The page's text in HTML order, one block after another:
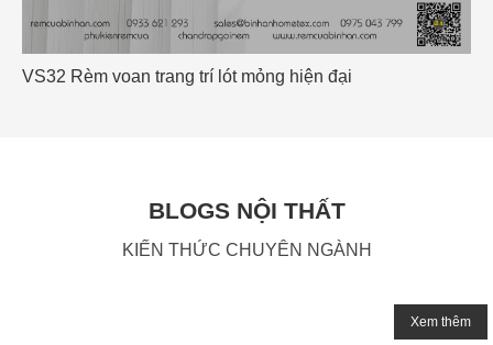
VS32 Rèm voan trang trí lót mỏng hiện đại
BLOGS NỘI THẤT
KIẾN THỨC CHUYÊN NGÀNH
Xem thêm